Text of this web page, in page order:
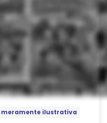
meramente ilustrativa